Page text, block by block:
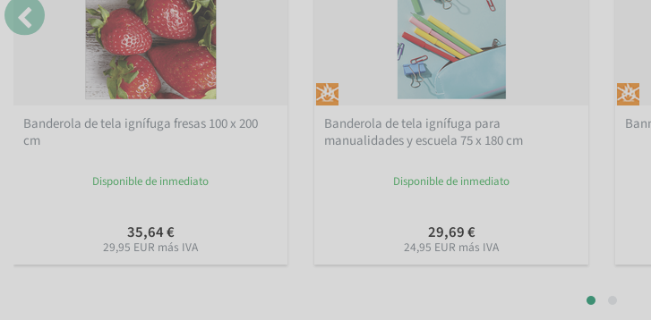
Banderola de tela ignífuga fresas 100 x 200
cm
Disponible de inmediato
35,64 €
29,95 EUR más IVA
Banderola de tela ignífuga para
manualidades y escuela 75 x 180 cm
Disponible de inmediato
29,69 €
24,95 EUR más IVA